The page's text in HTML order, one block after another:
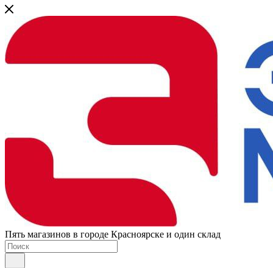
Пять магазинов в городе Красноярске и один склад